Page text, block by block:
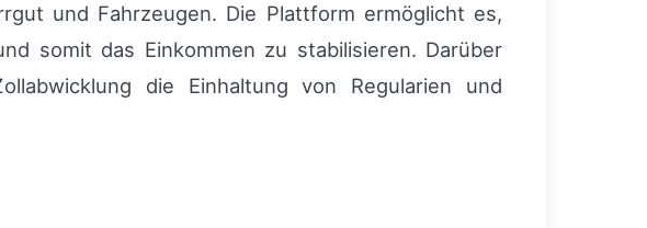
und Fahrzeugen. Die Plattform ermöglicht es,
somit das Einkommen zu stabilisieren. Darüber
die Einhaltung von Regularien und